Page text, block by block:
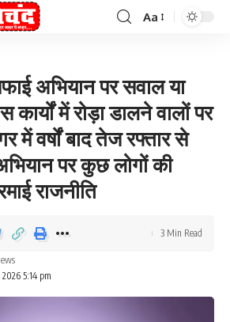
Font
Aa
अभियान पर सवाल या
कार्यों में रोड़ा डालने वालों पर
में वर्षों बाद तेज रफ्तार से
पर कुछ लोगों की
राजनीति
5:14 pm
3 Min Read